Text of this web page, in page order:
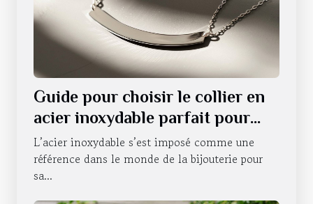
Guide pour choisir le collier en
acier inoxydable parfait pour
chaque occasion
L’acier inoxydable s’est imposé comme une
référence dans le monde de la bijouterie pour
sa...